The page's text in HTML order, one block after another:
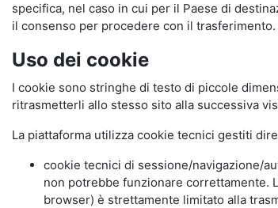
specifica, nel caso in cui per il Paese di
il consenso per procedere con il trasferimento.
Uso dei cookie
I cookie sono stringhe di testo di piccole
ritrasmetterli allo stesso sito alla successiva
La piattaforma utilizza cookie tecnici gestiti
cookie tecnici di sessione/navigazione/
non potrebbe funzionare correttamente.
browser) è strettamente limitato alla